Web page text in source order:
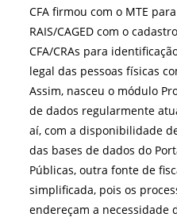
CFA firmou com o MTE
RAIS/CAGED com o
CFA/CRAs para
legal das pessoas físicas
Assim, nasceu o módulo
de dados regularmente
aí, com a disponibilidade
das bases de dados do
Públicas, outra fonte de
simplificada, pois os
endereçam a necessidade